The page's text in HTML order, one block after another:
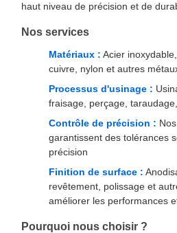
haut niveau de précision et de
Nos services
Matériaux : Acier
cuivre, nylon et autres
Processus d'usinage :
fraisage, perçage,
Contrôle de précision :
garantissent des tolérances
précision
Finition de surface :
revêtement, polissage et
améliorer les performances
Pourquoi nous choisir ?